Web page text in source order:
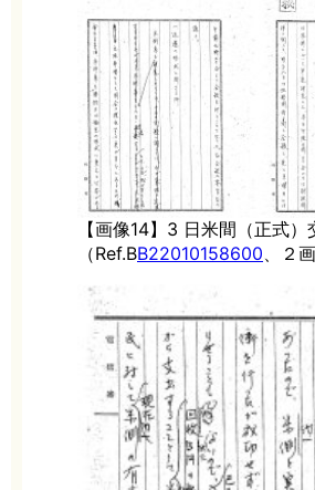
【画像14】3 日米間（正式）
（Ref.BB22010158600 、２